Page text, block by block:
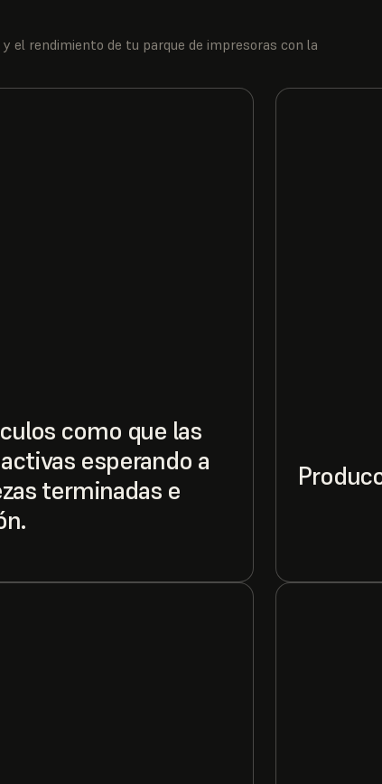
el rendimiento de tu parque de impresoras con la
como que las
esperando a
terminadas e